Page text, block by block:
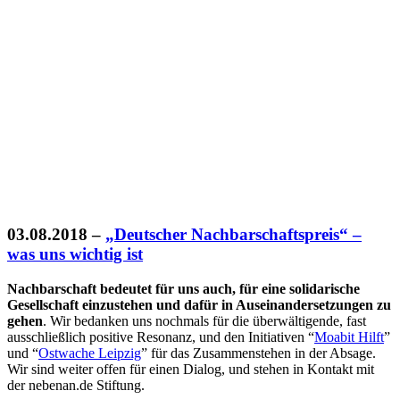
03.08.2018 – „Deutscher Nachbarschaftspreis“ –
was uns wichtig ist
Nachbarschaft bedeutet für uns auch, für eine solidarische
Gesellschaft einzustehen und dafür in Auseinandersetzungen zu
gehen. Wir bedanken uns nochmals für die überwältigende, fast
ausschließlich positive Resonanz, und den Initiativen “Moabit Hilft”
und “Ostwache Leipzig” für das Zusammenstehen in der Absage.
Wir sind weiter offen für einen Dialog, und stehen in Kontakt mit
der nebenan.de Stiftung.